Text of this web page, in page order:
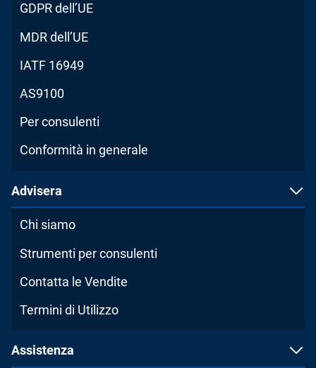
GDPR dell’UE
MDR dell’UE
IATF 16949
AS9100
Per consulenti
Conformità in generale
Advisera
Chi siamo
Strumenti per consulenti
Contatta le Vendite
Termini di Utilizzo
Assistenza